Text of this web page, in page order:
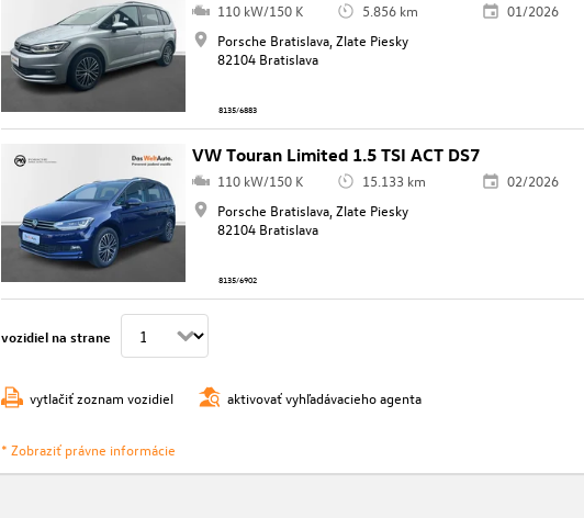
110 kW/150 K 5.856 km
01/2026
Porsche Bratislava, Zlate Piesky
82104 Bratislava
8135/6883
VW Touran Limited 1.5 TSI ACT DS7
110 kW/150 K 15.133 km
02/2026
Porsche Bratislava, Zlate Piesky
82104 Bratislava
8135/6902
vozidiel na strane
vytlačiť zoznam vozidiel aktivovať vyhľadávacieho agenta
* Zobraziť právne informácie